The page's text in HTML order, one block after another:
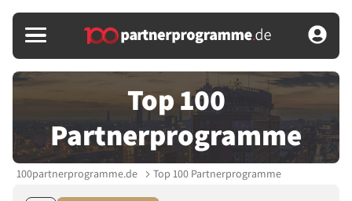
Top 100
Partnerprogramme
100partnerprogramme.de Top 100 Partnerprogramme